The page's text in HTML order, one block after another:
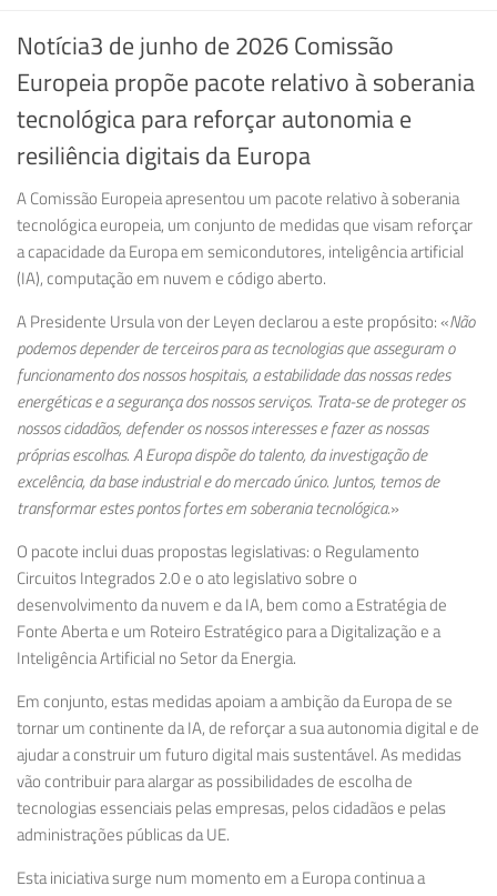
Notícia3 de junho de 2026 Comissão
Europeia propõe pacote relativo à soberania
tecnológica para reforçar autonomia e
resiliência digitais da Europa
A Comissão Europeia apresentou um pacote relativo à soberania
tecnológica europeia, um conjunto de medidas que visam reforçar
a capacidade da Europa em semicondutores, inteligência artificial
(IA), computação em nuvem e código aberto.
A Presidente Ursula von der Leyendeclarou a este propósito: «Não
podemos depender de terceiros para as tecnologias que asseguram o
funcionamento dos nossos hospitais, a estabilidade das nossas redes
energéticas e a segurança dos nossos serviços. Trata-se de proteger os
nossos cidadãos, defender os nossos interesses e fazer as nossas
próprias escolhas. A Europa dispõe do talento, da investigação de
excelência, da base industrial e do mercado único. Juntos, temos de
transformar estes pontos fortes em soberania tecnológica.»
O pacote inclui duas propostas legislativas: o Regulamento
Circuitos Integrados 2.0e oato legislativo sobre o
desenvolvimento da nuvem e da IA, bem como aEstratégia de
Fonte Abertae um Roteiro Estratégico para a Digitalização e a
Inteligência Artificial no Setor da Energia.
Em conjunto, estas medidas apoiam a ambição da Europa de se
tornar um continente da IA, de reforçar a sua autonomia digital e de
ajudar a construir um futuro digital mais sustentável. As medidas
vão contribuir para alargar as possibilidades de escolha de
tecnologias essenciais pelas empresas, pelos cidadãos e pelas
administrações públicas da UE.
Esta iniciativa surge num momento em a Europa continua a